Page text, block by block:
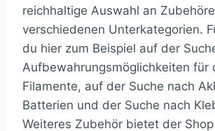
reichhaltige Auswahl an
verschiedenen Unterkategorien.
du hier zum Beispiel auf der
Aufbewahrungsmöglichkeiten für
Filamente, auf der Suche nach
Batterien und der Suche nach
Weiteres Zubehör bietet der